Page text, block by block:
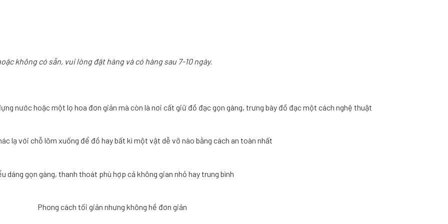
không có sẵn, vui lòng đặt hàng và có hàng sau 7-10 ngày.
nước hoặc một lọ hoa đơn giản mà còn là nơi cất giữ đồ đạc gọn gàng, trưng bày đồ đạc một cách nghệ thuật
lạ với chỗ lõm xuống để đồ hay bất kì một vật dễ vỡ nào bằng cách an toàn nhất
dáng gọn gàng, thanh thoát phù hợp cả không gian nhỏ hay trung bình
Phong cách tối giản nhưng không hề đơn giản